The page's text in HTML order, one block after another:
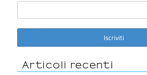
Articoli recenti